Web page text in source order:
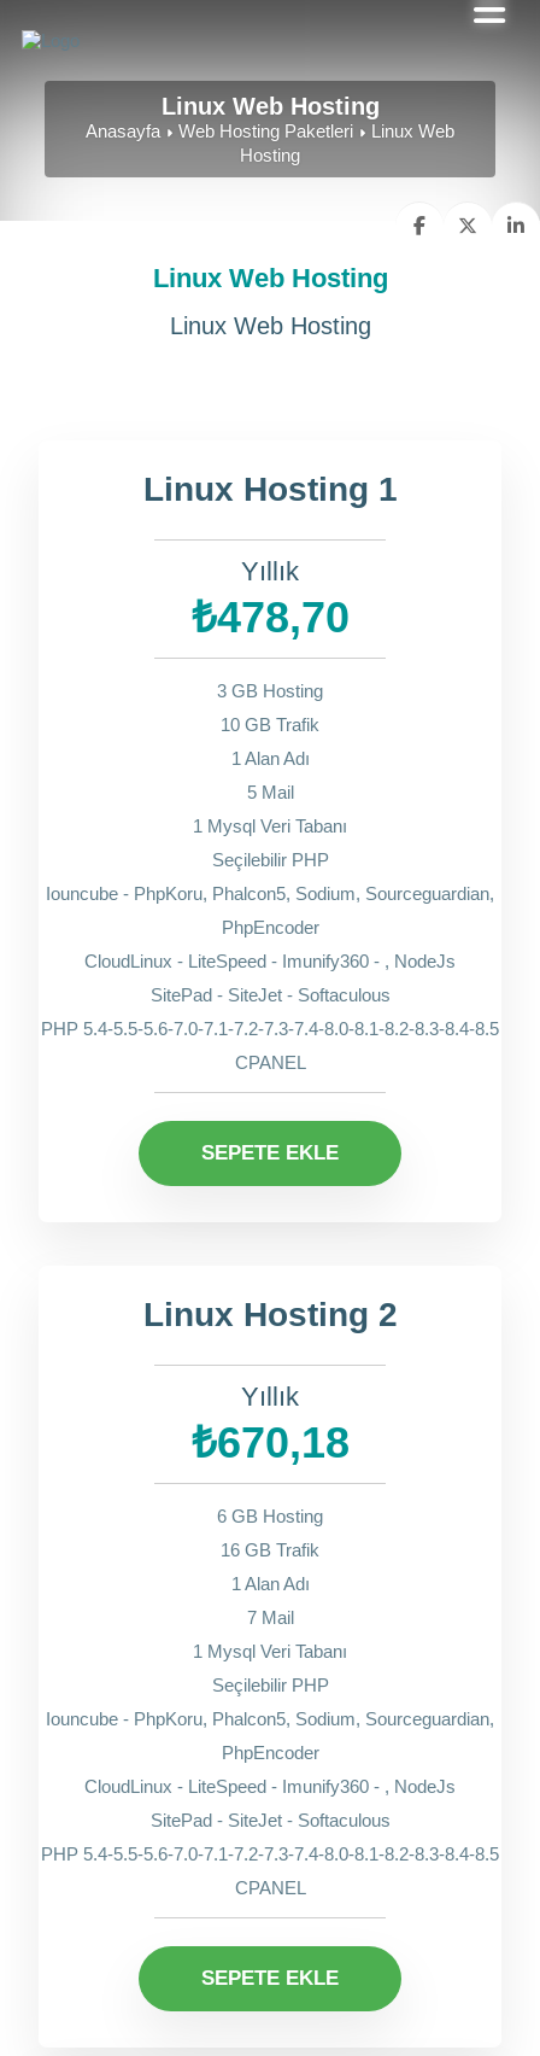
Linux Web Hosting
Anasayfa Web Hosting Paketleri
Linux Web
Hosting
Linux Web Hosting
Linux Web Hosting
Linux Hosting 1
Yıllık
₺478,70
3 GB Hosting
10 GB Trafik
1 Alan Adı
5 Mail
1 Mysql Veri Tabanı
Seçilebilir PHP
Iouncube - PhpKoru, Phalcon5, Sodium, Sourceguardian,
PhpEncoder
CloudLinux - LiteSpeed - Imunify360 - , NodeJs
SitePad - SiteJet - Softaculous
PHP 5.4-5.5-5.6-7.0-7.1-7.2-7.3-7.4-8.0-8.1-8.2-8.3-8.4-8.5
CPANEL
SEPETE EKLE
Linux Hosting 2
Yıllık
₺670,18
6 GB Hosting
16 GB Trafik
1 Alan Adı
7 Mail
1 Mysql Veri Tabanı
Seçilebilir PHP
Iouncube - PhpKoru, Phalcon5, Sodium, Sourceguardian,
PhpEncoder
CloudLinux - LiteSpeed - Imunify360 - , NodeJs
SitePad - SiteJet - Softaculous
PHP 5.4-5.5-5.6-7.0-7.1-7.2-7.3-7.4-8.0-8.1-8.2-8.3-8.4-8.5
CPANEL
SEPETE EKLE